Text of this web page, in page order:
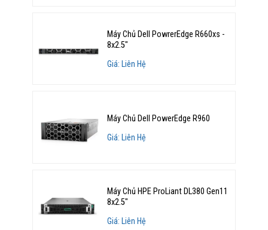
Máy Chủ Dell PowrerEdge R660xs -
8x2.5"
Giá: Liên Hệ
Máy Chủ Dell PowerEdge R960
Giá: Liên Hệ
Máy Chủ HPE ProLiant DL380 Gen11
8x2.5"
Giá: Liên Hệ